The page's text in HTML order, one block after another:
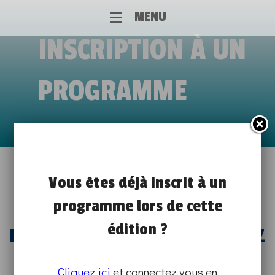
MENU
INSCRIPTION À UN
PROGRAMME
RENCONTRE CLARA ARISTIDOU,
ANIMATRICE CONCEPTRICE
FORMATION EN ALTERNANCE CHEZ
COFIDIS GROUP
Vous êtes déjà inscrit à un
programme lors de cette
édition ?
Cliquez ici et connectez vous en